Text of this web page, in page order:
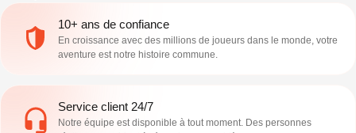
10+ ans de confiance
En croissance avec des millions de joueurs dans le monde, votre
aventure est notre histoire commune.
Service client 24/7
Notre équipe est disponible à tout moment. Des personnes